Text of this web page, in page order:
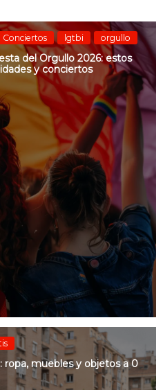
Conciertos lgtbi orgullo
del Orgullo 2026: estos
y conciertos
ropa, muebles y objetos a 0